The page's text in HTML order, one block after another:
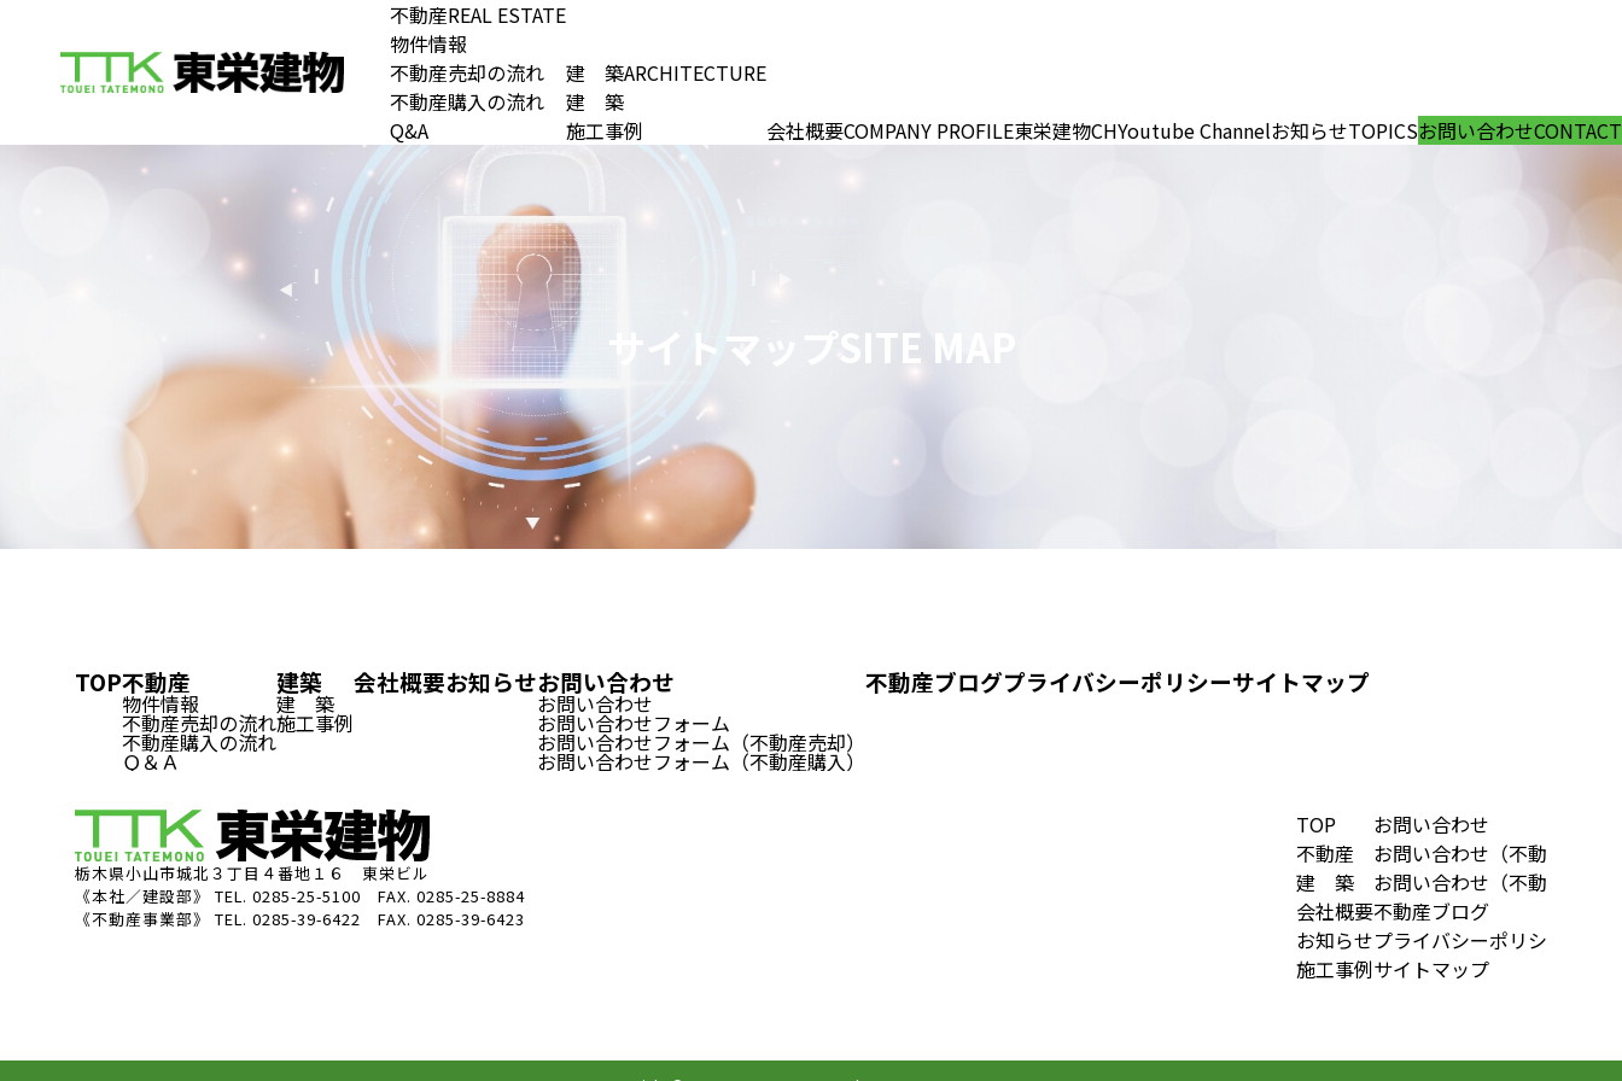
不動産REAL ESTATE
物件情報
不動産売却の流れ
不動産購入の流れ
Q&A
建 築ARCHITECTURE
建 築
施工事例
会社概要COMPANY PROFILE東栄建物CHYoutube Channelお知らせTOPICSお問い合わせCONTACT
サイトマップSITE MAP
TOP不動産
物件情報
不動産売却の流れ
不動産購入の流れ
Ｑ＆Ａ
建築
建 築
施工事例
会社概要お知らせお問い合わせ
お問い合わせ
お問い合わせフォーム
お問い合わせフォーム（不動産売却）
お問い合わせフォーム（不動産購入）
不動産ブログプライバシーポリシーサイトマップ
栃木県小山市城北３丁目４番地１６ 東栄ビル
《本社／建設部》
TEL. 0285-25-5100 FAX. 0285-25-8884
《不動産事業部》
TEL. 0285-39-6422 FAX. 0285-39-6423
TOP
不動産
建 築
会社概要
お知らせ
施工事例
お問い合わせ
お問い合わせ（不動産売却
お問い合わせ（不動産購入
不動産ブログ
プライバシーポリシー
サイトマップ